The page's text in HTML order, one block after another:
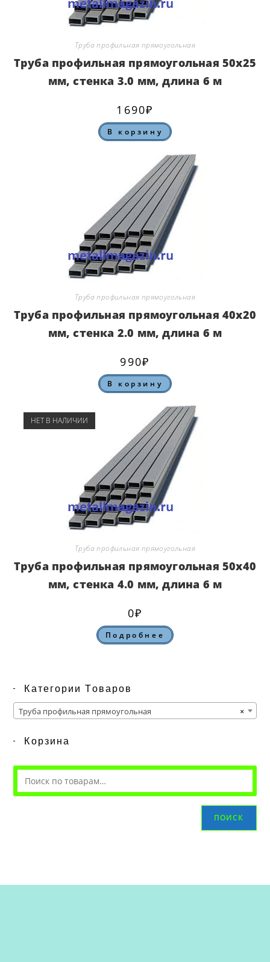
Труба профильная прямоугольная
Труба профильная прямоугольная 50х25
мм, стенка 3.0 мм, длина 6 м
1690₽
В корзину
Труба профильная прямоугольная
Труба профильная прямоугольная 40х20
мм, стенка 2.0 мм, длина 6 м
990₽
В корзину
НЕТ В НАЛИЧИИ
Труба профильная прямоугольная
Труба профильная прямоугольная 50х40
мм, стенка 4.0 мм, длина 6 м
0₽
Подробнее
Категории Товаров
×
Труба профильная прямоугольная
Корзина
ПОИСК